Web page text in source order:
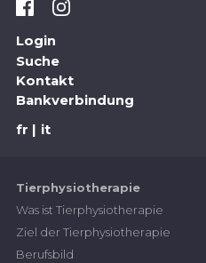
Login
Suche
Kontakt
Bankverbindung
fr
it
Tierphysiotherapie
Was ist Tierphysiotherapie
Ziel der Tierphysiotherapie
Berufsbild